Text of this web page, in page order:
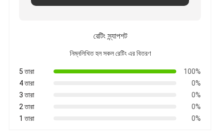
রেটিং স্ন্যাপশট
নিম্নলিখিত হল সকল রেটিং এর বিতরণ
5 তারা
100%
4 তারা
0%
3 তারা
0%
2 তারা
0%
1 তারা
0%